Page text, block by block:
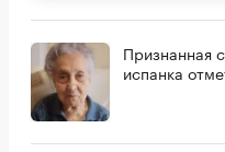
Признанная
испанка